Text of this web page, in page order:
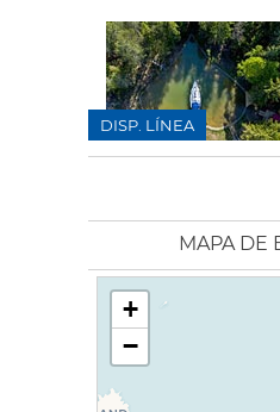
DISP. LÍNEA
MAPA DE
+
−